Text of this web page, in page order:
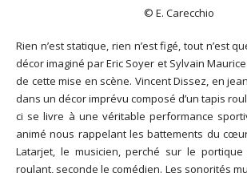
© E. Carecchio
Rien n’est statique, rien n’est figé, tout n’est
décor imaginé par Eric Soyer et Sylvain
de cette mise en scène. Vincent Dissez, en
dans un décor imprévu composé d’un tapis
ci se livre à une véritable performance
animé nous rappelant les battements du cœur
Latarjet, le musicien, perché sur le
roulant, seconde le comédien. Les sonorités